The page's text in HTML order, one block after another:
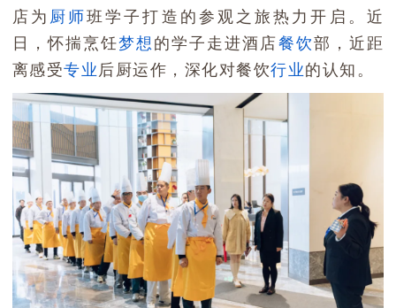
店为 厨师班学子打造的参观之旅热力开启。近
日，怀揣烹饪梦想 的学子走进酒店餐饮部，近距
离感受专业 后厨运作，深化对餐饮行业的认知。